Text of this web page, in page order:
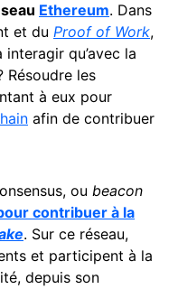
Ethereum. Dans
et du Proof of Work,
qu’avec la
Résoudre les
à eux pour
afin de contribuer
ou beacon
contribuer à la
. Sur ce réseau,
et participent à la
depuis son